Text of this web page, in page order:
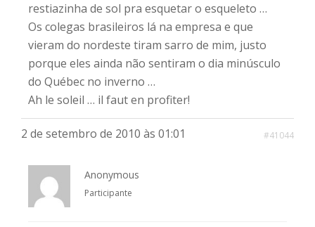
restiazinha de sol pra esquetar o esqueleto …
Os colegas brasileiros lá na empresa e que
vieram do nordeste tiram sarro de mim, justo
porque eles ainda não sentiram o dia minúsculo
do Québec no inverno …
Ah le soleil … il faut en profiter!
2 de setembro de 2010 às 01:01 #41044
Anonymous
Participante